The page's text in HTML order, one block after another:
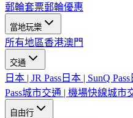
郵輪套票郵輪優惠
當地玩樂
所有地區香港澳門
交通
日本 | JR Pass 日本 | SunQ Pass
Pass城市交通 | 機場快線城市
自由行